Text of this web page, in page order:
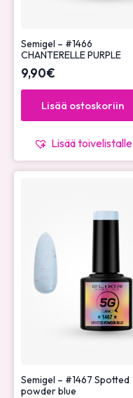
Semigel – #1466
CHANTERELLE PURPLE
9,90€
Lisää ostoskoriin
Lisää toivelistalle
Semigel – #1467 Spotted
powder blue